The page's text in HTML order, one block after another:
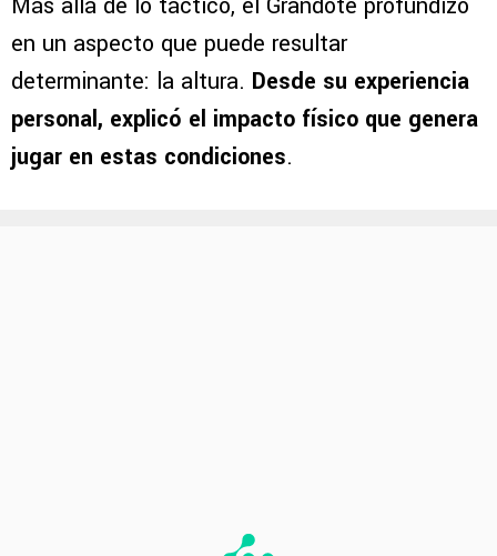
Más allá de lo táctico, el Grandote profundizó
en un aspecto que puede resultar
determinante: la altura. Desde su experiencia
personal, explicó el impacto físico que genera
jugar en estas condiciones.